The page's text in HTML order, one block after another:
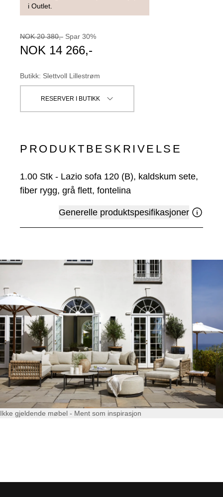
i Outlet.
NOK 20 380,- Spar 30%
NOK 14 266,-
Butikk: Slettvoll Lillestrøm
RESERVER I BUTIKK
PRODUKTBESKRIVELSE
1.00 Stk - Lazio sofa 120 (B), kaldskum sete,
fiber rygg, grå flett, fontelina
Generelle produktspesifikasjoner
Ikke gjeldende møbel - Ment som inspirasjon